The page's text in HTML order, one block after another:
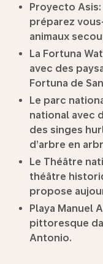
Proyecto Asis
préparez
animaux
La Fortuna
avec des
Fortuna de
Le parc
national avec
des singes
d’arbre en
Le Théâtre
théâtre
propose
Playa Manuel
pittoresque
Antonio.